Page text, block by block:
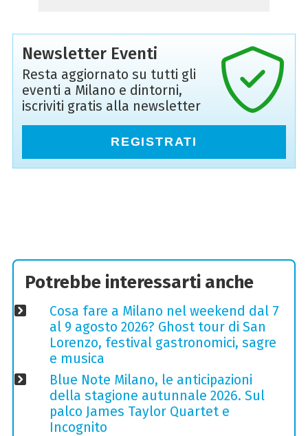
Newsletter Eventi
Resta aggiornato su tutti gli
eventi a Milano e dintorni,
iscriviti gratis alla newsletter
REGISTRATI
Potrebbe interessarti anche
Cosa fare a Milano nel weekend dal 7
al 9 agosto 2026? Ghost tour di San
Lorenzo, festival gastronomici, sagre
e musica
Blue Note Milano, le anticipazioni
della stagione autunnale 2026. Sul
palco James Taylor Quartet e
Incognito